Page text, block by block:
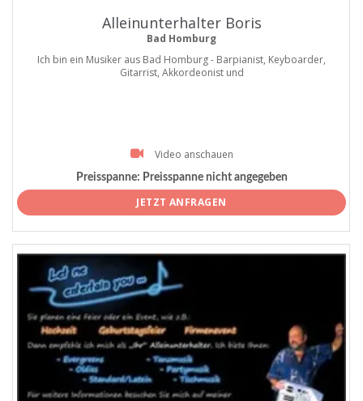
Alleinunterhalter Boris
Bad Homburg
Ich bin ein Musiker aus Bad Homburg - Barpianist, Keyboarder,
Gitarrist, Akkordeonist und
Video anschauen
Preisspanne: Preisspanne nicht angegeben
JETZT ANFRAGEN